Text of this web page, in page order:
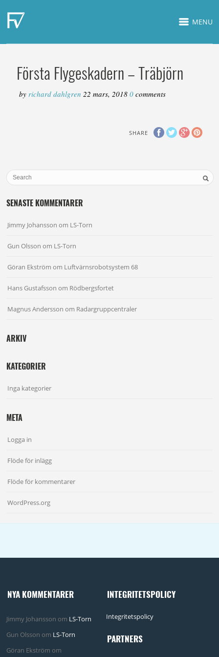
MENU
Första Flygeskadern – Träbjörn
byrichard dahlgren22 mars, 2018 0comments
SHARE
SENASTE KOMMENTARER
Jimmy Johansson om LS-Torn
Gun Olsson om LS-Torn
Göran Ekström om Luftvärnsrobotsystem 68
Hans Gustafsson om Rödbergsfortet
Magnus Andersson om Radargruppcentraler
ARKIV
KATEGORIER
Inga kategorier
META
Logga in
Flöde för inlägg
Flöde för kommentarer
WordPress.org
NYA KOMMENTARER
Jimmy Johansson om LS-Torn
Gun Olsson om LS-Torn
Göran Ekström om
INTEGRITETSPOLICY
Integritetspolicy
PARTNERS